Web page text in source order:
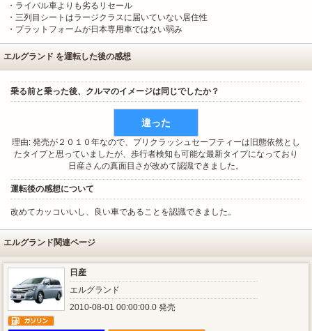
・ライバル車よりも劣るリセール
・三列目シートはラージクラスに届いていない居住性
・プラットフォームが日本専用車ではない弱み
エルグランド を運転した後の感想
乗る前と乗った後、クルマのイメージは同じでしたか？
違った
理由: 発売が２０１０年なので、プリクラッシュセーフティーは旧態依然とし
たタイプと思っていましたが、歩行者検知も可能な最新タイプになっており
日産さんの真面目さが改めて認識できました。
運転後の感想について
改めてカッコいいし、良い車であることを認識できました。
エルグランド関連ページ
日産
エルグランド
2010-08-01 00:00:00.0 発売